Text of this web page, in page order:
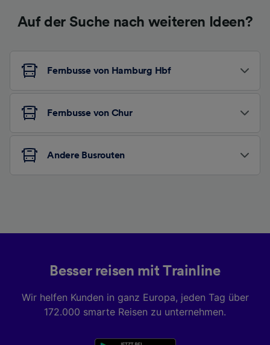
Auf der Suche nach weiteren Ideen?
Fernbusse von Hamburg Hbf
Fernbusse von Chur
Andere Busrouten
Besser reisen mit Trainline
Wir helfen Kunden in ganz Europa, jeden Tag über
172.000 smarte Reisen zu unternehmen.